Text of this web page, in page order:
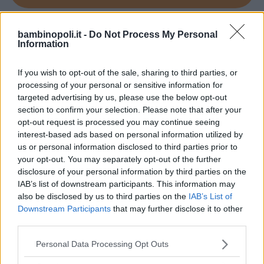
bambinopoli.it - Do Not Process My Personal
Information
If you wish to opt-out of the sale, sharing to third parties, or
processing of your personal or sensitive information for
targeted advertising by us, please use the below opt-out
section to confirm your selection. Please note that after your
opt-out request is processed you may continue seeing
interest-based ads based on personal information utilized by
us or personal information disclosed to third parties prior to
your opt-out. You may separately opt-out of the further
disclosure of your personal information by third parties on the
IAB’s list of downstream participants. This information may
also be disclosed by us to third parties on the IAB’s List of
Downstream Participants that may further disclose it to other
Please note that this website/app uses one or more Google
Personal Data Processing Opt Outs
Simpatiche Canaglie
COSENZA